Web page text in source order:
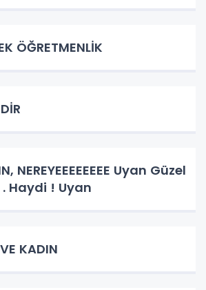
ÖĞRETMENLİK
ülkem insanı . Haydi ! Uyan
KADIN